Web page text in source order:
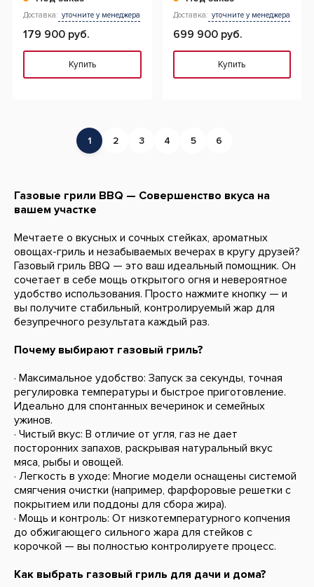
Доставка: уточните у менеджера
179 900 руб.
Купить
Доставка: уточните у менеджера
699 900 руб.
Купить
1 2 3 4 5 6
Газовые грили BBQ — Совершенство вкуса на
вашем участке
Мечтаете о вкусных и сочных стейках, ароматных
овощах-гриль и незабываемых вечерах в кругу друзей?
Газовый гриль BBQ — это ваш идеальный помощник. Он
сочетает в себе мощь открытого огня и невероятное
удобство использования. Просто нажмите кнопку — и
вы получите стабильный, контролируемый жар для
безупречного результата каждый раз.
Почему выбирают газовый гриль?
· Максимальное удобство: Запуск за секунды, точная
регулировка температуры и быстрое приготовление.
Идеально для спонтанных вечеринок и семейных
ужинов.
· Чистый вкус: В отличие от угля, газ не дает
посторонних запахов, раскрывая натуральный вкус
мяса, рыбы и овощей.
· Легкость в уходе: Многие модели оснащены системой
смягчения очистки (например, фарфоровые решетки с
покрытием или поддоны для сбора жира).
· Мощь и контроль: От низкотемпературного копчения
до обжигающего сильного жара для стейков с
корочкой — вы полностью контролируете процесс.
Как выбрать газовый гриль для дачи и дома?